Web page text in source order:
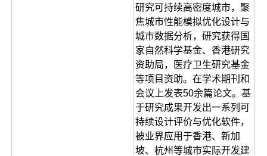
研究可持续高密度城市，聚
焦城市性能模拟优化设计与
城市数据分析，研究获得国
家自然科学基金、香港研究
资助局，医疗卫生研究基金
等项目资助。在学术期刊和
会议上发表50余篇论文。基
于研究成果开发出一系列可
持续设计评价与优化软件，
被业界应用于香港、新加
坡、杭州等城市实际开发建